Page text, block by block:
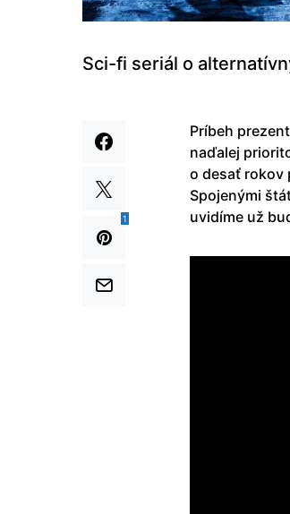
Sci-fi seriál o
1
Príbeh
naďalej
o desať rokov
Spojenými
uvidíme už